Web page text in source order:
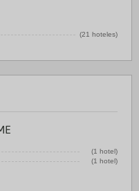
(21 hoteles)
(1 hotel)
(1 hotel)